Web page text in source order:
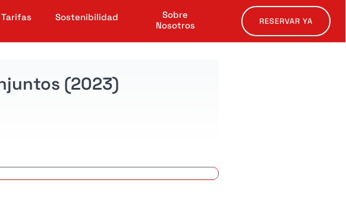
Tarifas Sostenibilidad
Sobre
Nosotros
RESERVAR YA
(2023)